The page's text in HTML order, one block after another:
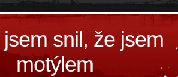
snil, že jsem
motýlem